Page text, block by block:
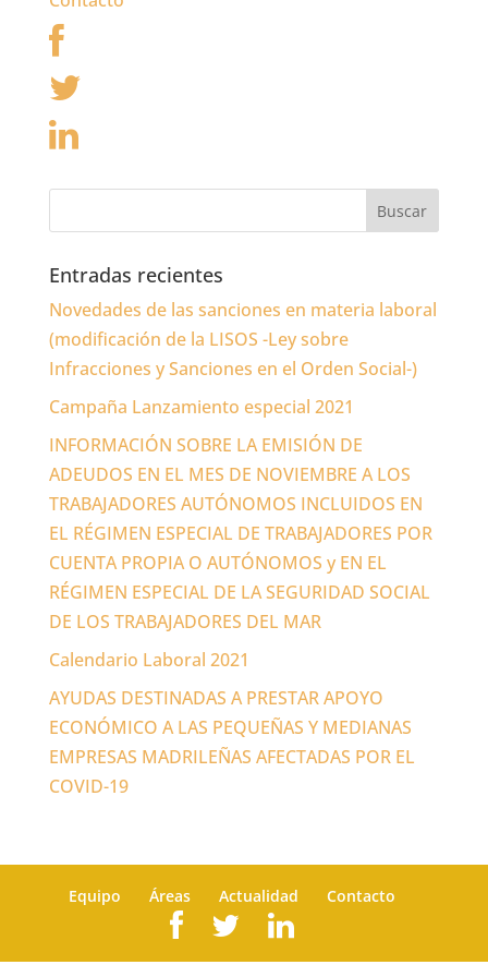
Entradas recientes
Novedades de las sanciones en materia laboral
(modificación de la LISOS -Ley sobre
Infracciones y Sanciones en el Orden Social-)
Campaña Lanzamiento especial 2021
INFORMACIÓN SOBRE LA EMISIÓN DE
ADEUDOS EN EL MES DE NOVIEMBRE A LOS
TRABAJADORES AUTÓNOMOS INCLUIDOS EN
EL RÉGIMEN ESPECIAL DE TRABAJADORES POR
CUENTA PROPIA O AUTÓNOMOS y EN EL
RÉGIMEN ESPECIAL DE LA SEGURIDAD SOCIAL
DE LOS TRABAJADORES DEL MAR
Calendario Laboral 2021
AYUDAS DESTINADAS A PRESTAR APOYO
ECONÓMICO A LAS PEQUEÑAS Y MEDIANAS
EMPRESAS MADRILEÑAS AFECTADAS POR EL
COVID-19
Equipo Áreas Actualidad Contacto